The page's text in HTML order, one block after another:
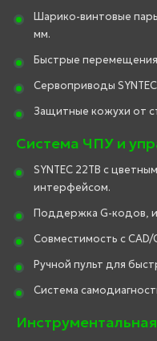
Шарико-винтовые
мм.
Быстрые
Сервоприводы
Защитные кожухи от
Система ЧПУ и
SYNTEC 22TB с
интерфейсом.
Поддержка G-кодов,
Совместимость с
Ручной пульт для
Система